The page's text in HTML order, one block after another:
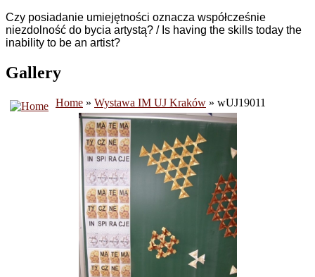
Czy posiadanie umiejętności oznacza współcześnie
niezdolność do bycia artystą? / Is having the skills today the
inability to be an artist?
Gallery
Home » Wystawa IM UJ Kraków » wUJ19011